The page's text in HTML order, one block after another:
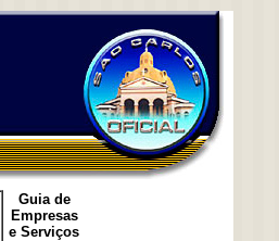
Guia de
Empresas
e Serviços